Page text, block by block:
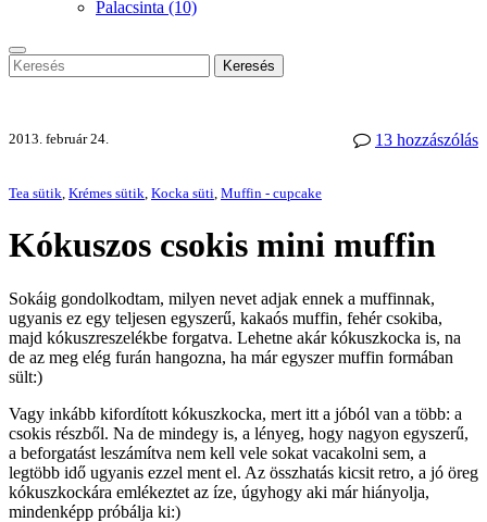
Palacsinta (10)
Keresés
13 hozzászólás
2013. február 24.
Tea sütik Krémes sütik Kocka süti Muffin - cupcake
Kókuszos csokis mini muffin
Sokáig gondolkodtam, milyen nevet adjak ennek a muffinnak,
ugyanis ez egy teljesen egyszerű, kakaós muffin, fehér csokiba,
majd kókuszreszelékbe forgatva. Lehetne akár kókuszkocka is, na
de az meg elég furán hangozna, ha már egyszer muffin formában
sült:)
Vagy inkább kifordított kókuszkocka, mert itt a jóból van a több: a
csokis részből. Na de mindegy is, a lényeg, hogy nagyon egyszerű,
a beforgatást leszámítva nem kell vele sokat vacakolni sem, a
legtöbb idő ugyanis ezzel ment el. Az összhatás kicsit retro, a jó öreg
kókuszkockára emlékeztet az íze, úgyhogy aki már hiányolja,
mindenképp próbálja ki:)